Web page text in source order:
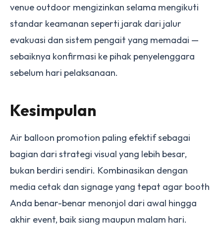
venue outdoor mengizinkan selama mengikuti
standar keamanan seperti jarak dari jalur
evakuasi dan sistem pengait yang memadai —
sebaiknya konfirmasi ke pihak penyelenggara
sebelum hari pelaksanaan.
Kesimpulan
Air balloon promotion paling efektif sebagai
bagian dari strategi visual yang lebih besar,
bukan berdiri sendiri. Kombinasikan dengan
media cetak dan signage yang tepat agar booth
Anda benar-benar menonjol dari awal hingga
akhir event, baik siang maupun malam hari.